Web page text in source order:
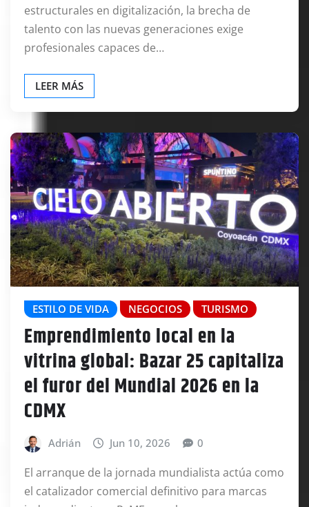
estructurales en digitalización, la brecha de
talento con las nuevas generaciones exige
profesionales capaces de…
LEER MÁS
ESTILO DE VIDA NEGOCIOS TURISMO
Emprendimiento local en la
vitrina global: Bazar 25 capitaliza
el furor del Mundial 2026 en la
CDMX
Adrián Jun 10, 2026 0
El arranque de la jornada mundialista actúa como
el catalizador comercial definitivo para marcas